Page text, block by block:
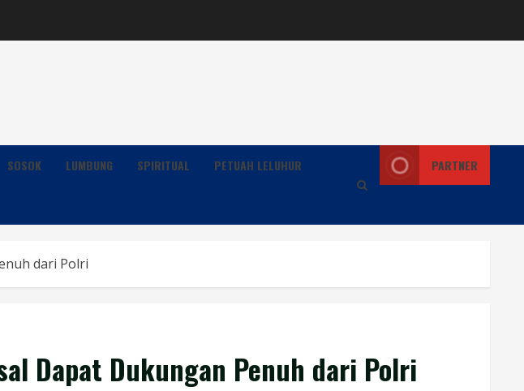
SOSOK LUMBUNG SPIRITUAL PETUAH LELUHUR PARTNER
dari Polri
Dapat Dukungan Penuh dari Polri